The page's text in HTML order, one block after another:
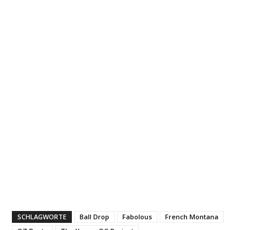
SCHLAGWORTE Ball Drop Fabolous
French Montana